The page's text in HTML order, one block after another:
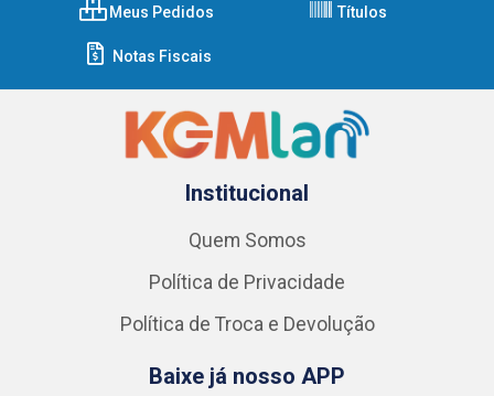
Meus Pedidos Títulos
Notas Fiscais
Institucional
Quem Somos
Política de Privacidade
Política de Troca e Devolução
Baixe já nosso APP